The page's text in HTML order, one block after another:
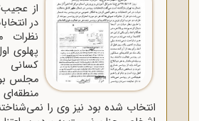
از
در
نظرات
پهلوی
کسانی
مجلس
انتخاب شده بود نیز وی را